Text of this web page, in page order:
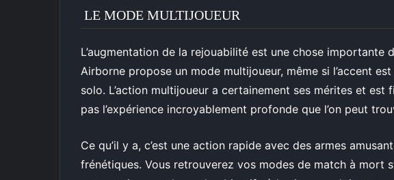
LE MODE MULTIJOUEUR
L’augmentation de la rejouabilité est une chose importante
Airborne propose un mode multijoueur, même si l’accent
solo. L’action multijoueur a certainement ses mérites et est
pas l’expérience incroyablement profonde que l’on peut
Ce qu’il y a, c’est une action rapide avec des armes
frénétiques. Vous retrouverez vos modes de match à mort